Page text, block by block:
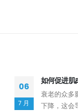
06
7 月
如何促进肌
衰老的众多
下降，这会